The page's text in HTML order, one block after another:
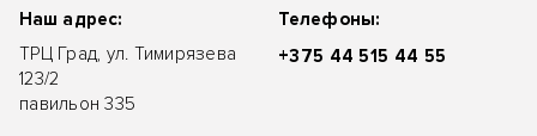
Наш адрес:
ТРЦ Град, ул. Тимирязева
123/2
павильон 335
Телефоны:
+375 44 515 44 55